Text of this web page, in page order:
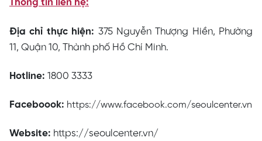
Thông tin liên hệ:
Địa chỉ thực hiện: 375 Nguyễn Thượng Hiền, Phường
11, Quận 10, Thành phố Hồ Chí Minh.
Hotline: 1800 3333
Faceboook: https://www.facebook.com/seoulcenter.vn
Website: https://seoulcenter.vn/